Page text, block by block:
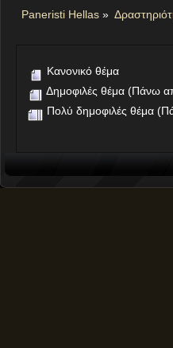
Paneristi Hellas »
Κανονικό θέμα
Δημοφιλές θέμα (Πάνω
Πολύ δημοφιλές θέμα